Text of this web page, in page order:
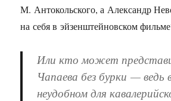
М. Антокольского, а Александр
на себя в эйзенштейновском
Или кто может
Чапаева без бурки — ведь
неудобном для